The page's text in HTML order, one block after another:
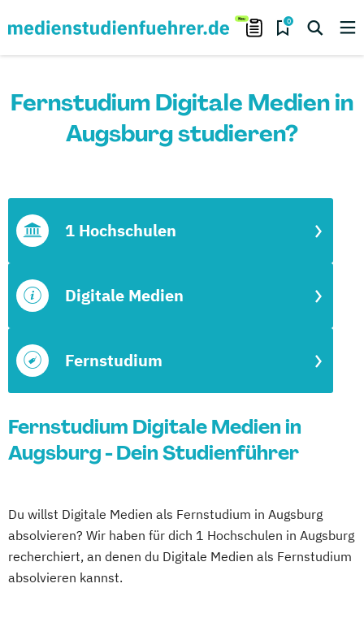
0
Fernstudium Digitale Medien in
Augsburg studieren?
Fernstudium
Digitale Medien
1 Hochschulen
Fernstudium Digitale Medien in
Augsburg - Dein Studienführer
Du willst Digitale Medien als Fernstudium in Augsburg
absolvieren? Wir haben für dich 1 Hochschulen in Augsburg
recherchiert, an denen du Digitale Medien als Fernstudium
absolvieren kannst.